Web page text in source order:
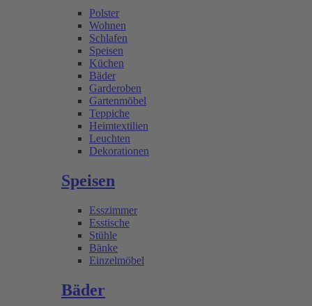
Polster
Wohnen
Schlafen
Speisen
Küchen
Bäder
Garderoben
Gartenmöbel
Teppiche
Heimtextilien
Leuchten
Dekorationen
Speisen
Esszimmer
Esstische
Stühle
Bänke
Einzelmöbel
Bäder